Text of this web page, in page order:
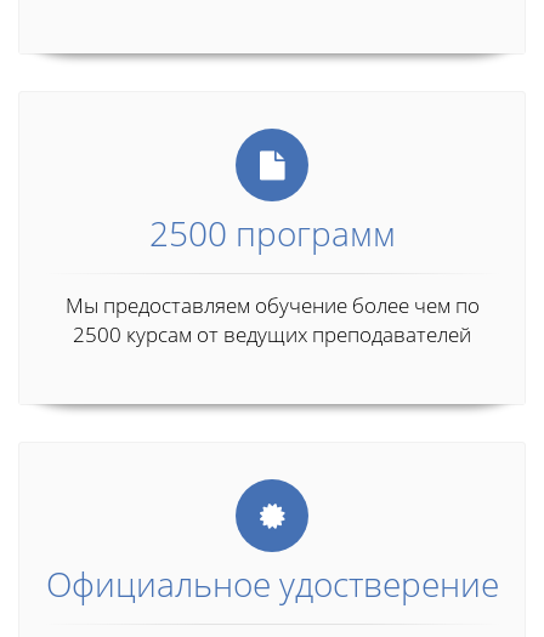
2500 программ
Мы предоставляем обучение более чем по
2500 курсам от ведущих преподавателей
Официальное удостверение